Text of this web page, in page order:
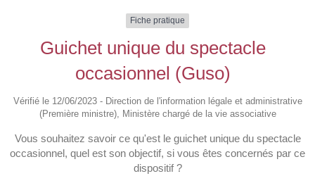
Fiche pratique
Guichet unique du spectacle
occasionnel (Guso)
Vérifié le 12/06/2023 - Direction de l'information légale et administrative
(Première ministre), Ministère chargé de la vie associative
Vous souhaitez savoir ce qu'est le guichet unique du spectacle
occasionnel, quel est son objectif, si vous êtes concernés par ce
dispositif ?